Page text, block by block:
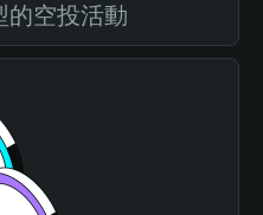
的空投活動